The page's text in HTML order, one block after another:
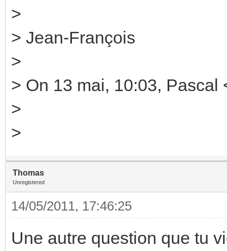
>
> Jean-François
>
> On 13 mai, 10:03, Pascal
>
>
Thomas
Unregistered
14/05/2011, 17:46:25
Une autre question que tu